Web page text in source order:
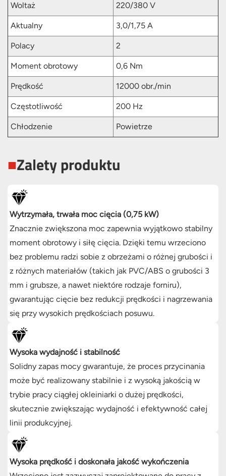
Woltaż 220/380 V
Aktualny 3,0/1,75 A
Polacy 2
Moment obrotowy 0,6 Nm
Prędkość 12000 obr./min
Częstotliwość 200 Hz
Chłodzenie Powietrze
■Zalety produktu
Wytrzymała, trwała moc cięcia (0,75 kW)
Znacznie zwiększona moc zapewnia wyjątkowo stabilny
moment obrotowy i siłę cięcia. Dzięki temu wrzeciono
bez problemu radzi sobie z obrzeżami o różnej grubości i
z różnych materiałów (takich jak PVC/ABS o grubości 3
mm i grubsze, a nawet niektóre rodzaje forniru),
gwarantując cięcie bez redukcji prędkości i nagrzewania
się przy wysokich prędkościach posuwu.
Wysoka wydajność i stabilność
Solidny zapas mocy gwarantuje, że proces przycinania
może być realizowany stabilnie i z wysoką jakością w
trybie pracy ciągłej okleiniarki o dużej prędkości,
skutecznie zwiększając wydajność i efektywność całej
linii produkcyjnej.
Wysoka prędkość i doskonała jakość wykończenia